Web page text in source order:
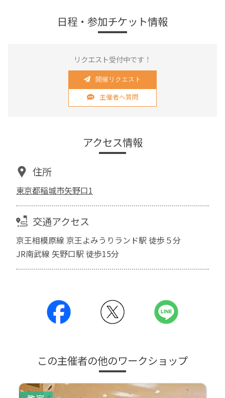
日程・参加チケット情報
リクエスト受付中です！
開催リクエスト
主催者へ質問
アクセス情報
住所
東京都稲城市矢野口1
交通アクセス
京王相模原線 京王よみうりランド駅 徒歩５分
JR南武線 矢野口駅 徒歩15分
この主催者の他のワークショップ